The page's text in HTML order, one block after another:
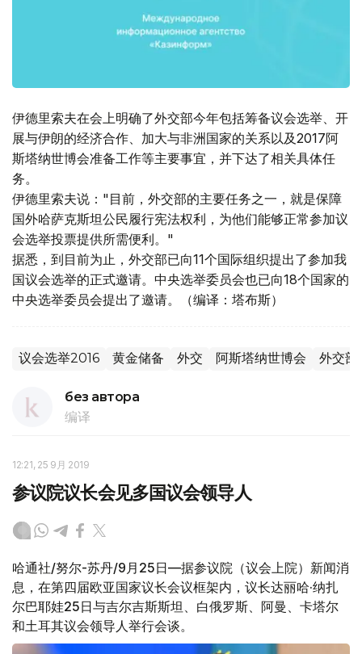
伊德里索夫在会上明确了外交部今年包括筹备议会选举、开
展与伊朗的经济合作、加大与非洲国家的关系以及2017阿
斯塔纳世博会准备工作等主要事宜，并下达了相关具体任
务。
伊德里索夫说："目前，外交部的主要任务之一，就是保障
国外哈萨克斯坦公民履行宪法权利，为他们能够正常参加议
会选举投票提供所需便利。"
据悉，到目前为止，外交部已向11个国际组织提出了参加我
国议会选举的正式邀请。中央选举委员会也已向18个国家的
中央选举委员会提出了邀请。（编译：塔布斯）
议会选举2016 黄金储备 外交 阿斯塔纳世博会 外交部
без автора
编译
12:21, 25 9月 2019
参议院议长会见多国议会领导人
哈通社/努尔-苏丹/9月25日—据参议院（议会上院）新闻消
息，在第四届欧亚国家议长会议框架内，议长达丽哈·纳扎
尔巴耶娃25日与吉尔吉斯斯坦、白俄罗斯、阿曼、卡塔尔
和土耳其议会领导人举行会谈。